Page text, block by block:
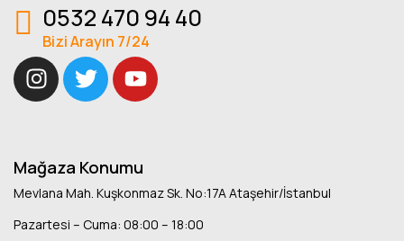
0532 470 94 40
Bizi Arayın 7/24
Mağaza Konumu
Mevlana Mah. Kuşkonmaz Sk. No:17A Ataşehir/İstanbul
Pazartesi – Cuma: 08:00 – 18:00